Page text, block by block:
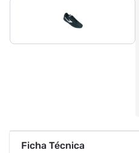
Ficha Técnica